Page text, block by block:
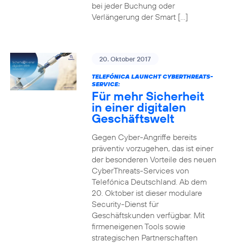
bei jeder Buchung oder
Verlängerung der Smart […]
20. Oktober 2017
TELEFÓNICA LAUNCHT CYBERTHREATS-
SERVICE:
Für mehr Sicherheit
in einer digitalen
Geschäftswelt
Gegen Cyber-Angriffe bereits
präventiv vorzugehen, das ist einer
der besonderen Vorteile des neuen
CyberThreats-Services von
Telefónica Deutschland. Ab dem
20. Oktober ist dieser modulare
Security-Dienst für
Geschäftskunden verfügbar. Mit
firmeneigenen Tools sowie
strategischen Partnerschaften